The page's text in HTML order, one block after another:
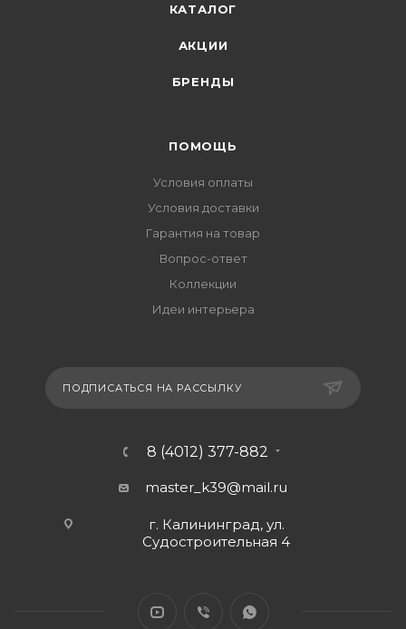
КАТАЛОГ
АКЦИИ
БРЕНДЫ
ПОМОЩЬ
Условия оплаты
Условия доставки
Гарантия на товар
Вопрос-ответ
Коллекции
Идеи интерьера
ПОДПИСАТЬСЯ НА РАССЫЛКУ
8 (4012) 377-882
master_k39@mail.ru
г. Калининград, ул.
Судостроительная 4